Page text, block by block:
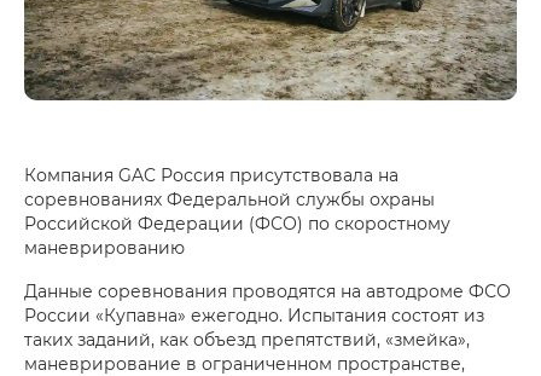
Компания GAC Россия присутствовала на
соревнованиях Федеральной службы охраны
Российской Федерации (ФСО) по скоростному
маневрированию
Данные соревнования проводятся на автодроме ФСО
России «Купавна» ежегодно. Испытания состоят из
таких заданий, как объезд препятствий, «змейка»,
маневрирование в ограниченном пространстве,